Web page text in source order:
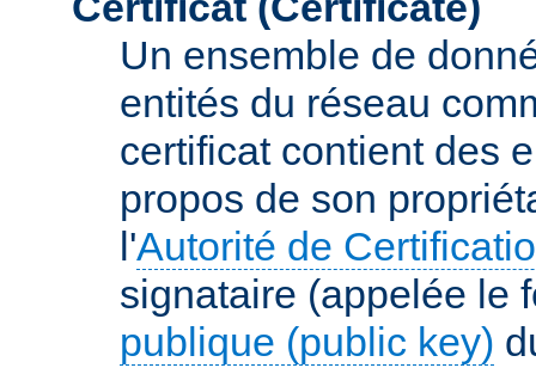
Un ensemble de
entités du réseau
certificat contient des
propos de son
l'Autorité de
signataire (appelée le
publique (public key)